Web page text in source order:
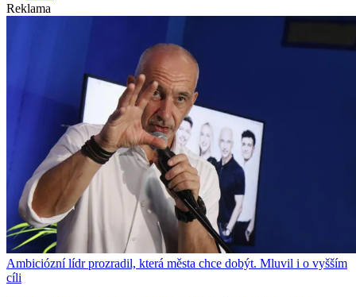
Reklama
Ambiciózní lídr prozradil, která města chce dobýt. Mluvil i o vyšším
cíli